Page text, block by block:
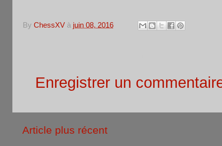
By ChessXV à juin 08, 2016
Enregistrer un
Article plus récent